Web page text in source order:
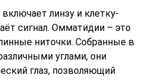
линзу и клетку-
сигнал. Омматидии – это
ниточки. Собранные в
углами, они
глаз, позволяющий